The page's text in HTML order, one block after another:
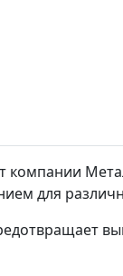
компании
для